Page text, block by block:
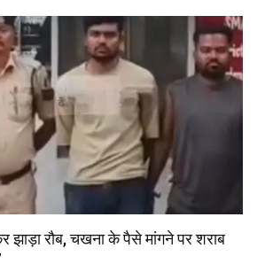
झाड़ा रौब, चखना के पैसे मांगने पर शराब